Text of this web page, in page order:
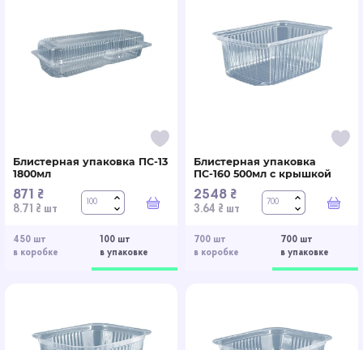
450 шт
в коробке
100 шт
в упаковке
Блистерная упаковка ПС-13
1800мл
871 ₴
8.71 ₴ шт В корзину
700 шт
в коробке
700 шт
в упаковке
Блистерная упаковка
ПС-160 500мл с крышкой
2548 ₴
3.64 ₴ шт В